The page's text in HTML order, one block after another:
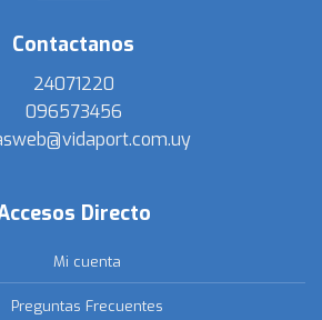
Contactanos
24071220
096573456
Directo
Mi cuenta
Preguntas Frecuentes